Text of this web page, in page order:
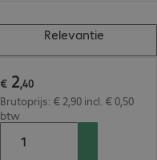
Relevantie
€ 2,40
Brutoprijs: € 2,90 incl. € 0,50
btw